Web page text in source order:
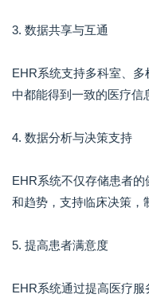
3. 数据共享与互通
EHR系统支持多科室、
中都能得到一致的医疗信
4. 数据分析与决策支持
EHR系统不仅存储患者
和趋势，支持临床决策，
5. 提高患者满意度
EHR系统通过提高医疗